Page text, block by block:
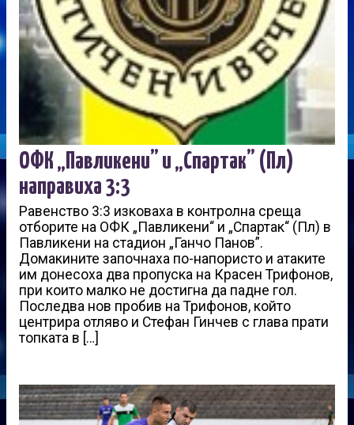
ОФК „Павликени” и „Спартак” (Пл)
направиха 3:3
Равенство 3:3 изковаха в контролна среща
отборите на ОФК „Павликени“ и „Спартак“ (Пл) в
Павликени на стадион „Ганчо Панов”.
Домакините започнаха по-напористо и атаките
им донесоха два пропуска на Красен Трифонов,
при които малко не достигна да падне гол.
Последва нов пробив на Трифонов, който
центрира отляво и Стефан Гинчев с глава прати
топката в […]